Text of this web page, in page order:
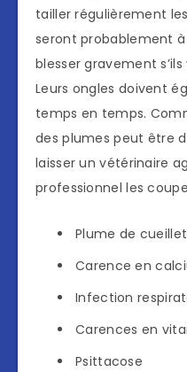
tailler régulièrement
seront probablement à
blesser gravement
Leurs ongles doivent
temps en temps.
des plumes peut être
laisser un vétérinaire
professionnel les
Plume de
Carence en
Infection
Carences en
Psittacose